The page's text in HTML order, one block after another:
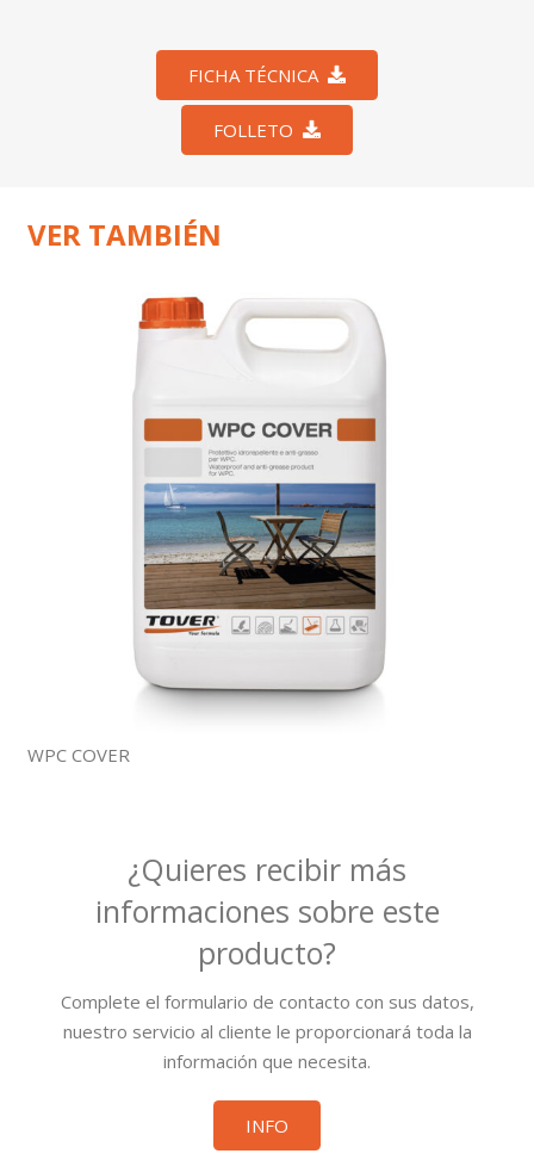
FICHA TÉCNICA
FOLLETO
VER TAMBIÉN
WPC COVER
¿Quieres recibir más
informaciones sobre este
producto?
Complete el formulario de contacto con sus datos,
nuestro servicio al cliente le proporcionará toda la
información que necesita.
INFO